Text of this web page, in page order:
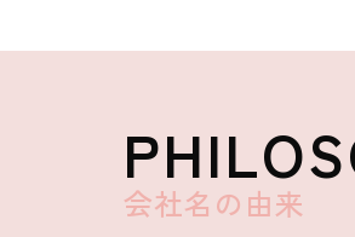
会社名の由来